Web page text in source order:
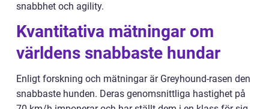
snabbhet och agility.
Kvantitativa mätningar om
världens snabbaste hundar
Enligt forskning och mätningar är Greyhound-rasen den
snabbaste hunden. Deras genomsnittliga hastighet på